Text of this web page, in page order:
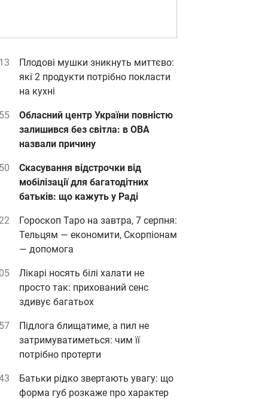
Плодові мушки зникнуть миттєво:
які 2 продукти потрібно покласти
на кухні
Обласний центр України повністю
залишився без світла: в ОВА
назвали причину
Скасування відстрочки від
мобілізації для багатодітних
батьків: що кажуть у Раді
Гороскоп Таро на завтра, 7 серпня:
Тельцям — економити, Скорпіонам
— допомога
Лікарі носять білі халати не
просто так: прихований сенс
здивує багатьох
Підлога блищатиме, а пил не
затримуватиметься: чим її
потрібно протерти
Батьки рідко звертають увагу: що
форма губ розкаже про характер